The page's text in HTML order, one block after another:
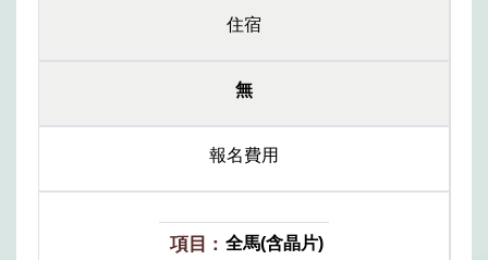
住宿
無
報名費用
全馬(含晶片)